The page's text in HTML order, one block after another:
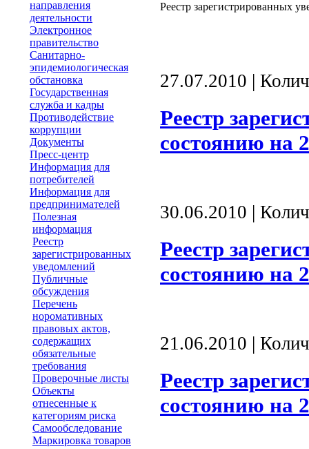
направления
деятельности
Электронное
правительство
Санитарно-
эпидемиологическая
обстановка
Государственная
служба и кадры
Противодействие
коррупции
Документы
Пресс-центр
Информация для
потребителей
Информация для
предпринимателей
Полезная
информация
Реестр
зарегистрированных
уведомлений
Публичные
обсуждения
Перечень
норомативных
правовых актов,
содержащих
обязательные
требования
Проверочные листы
Объекты
отнесенные к
категориям риска
Самообследование
Маркировка товаров
Реестр зарегистрированных
27.07.2010 |
Реестр
состоянию на
30.06.2010 |
Реестр
состоянию на
21.06.2010 |
Реестр
состоянию на